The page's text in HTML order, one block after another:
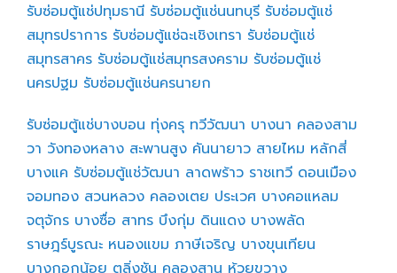
รับซ่อมตู้แช่ปทุมธานี รับซ่อมตู้แช่นนทบุรี รับซ่อมตู้แช่
สมุทรปราการ รับซ่อมตู้แช่ฉะเชิงเทรา รับซ่อมตู้แช่
สมุทรสาคร รับซ่อมตู้แช่สมุทรสงคราม รับซ่อมตู้แช่
นครปฐม รับซ่อมตู้แช่นครนายก
รับซ่อมตู้แช่บางบอน ทุ่งครุ ทวีวัฒนา บางนา คลองสาม
วา วังทองหลาง สะพานสูง คันนายาว สายไหม หลักสี่
บางแค รับซ่อมตู้แช่วัฒนา ลาดพร้าว ราชเทวี ดอนเมือง
จอมทอง สวนหลวง คลองเตย ประเวศ บางคอแหลม
จตุจักร บางซื่อ สาทร บึงกุ่ม ดินแดง บางพลัด
ราษฎร์บูรณะ หนองแขม ภาษีเจริญ บางขุนเทียน
บางกอกน้อย ตลิ่งชัน คลองสาน ห้วยขวาง